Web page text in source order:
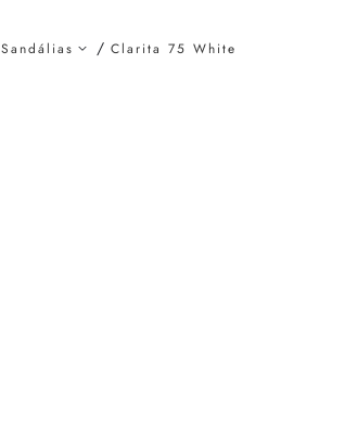
Sandálias Clarita 75 White